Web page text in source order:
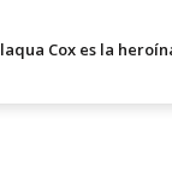
Cox es la